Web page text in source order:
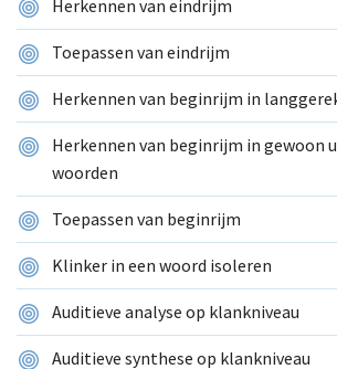
Herkennen van eindrijm
Toepassen van eindrijm
Herkennen van beginrijm in
Herkennen van beginrijm in gewoon
woorden
Toepassen van beginrijm
Klinker in een woord isoleren
Auditieve analyse op klankniveau
Auditieve synthese op klankniveau